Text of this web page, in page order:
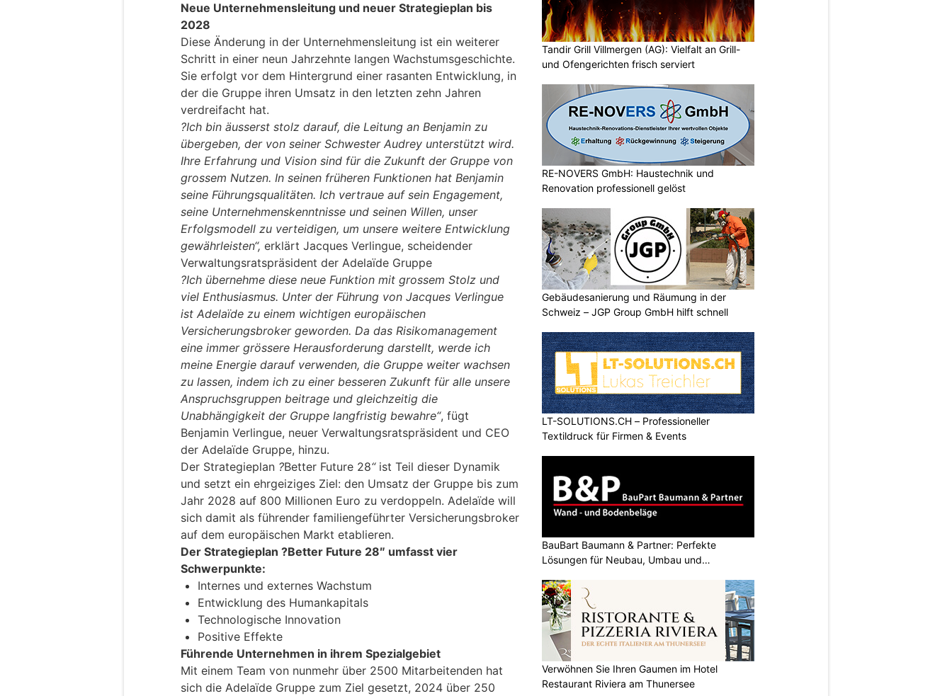
Neue Unternehmensleitung und neuer Strategieplan bis
2028
Diese Änderung in der Unternehmensleitung ist ein weiterer
Schritt in einer neun Jahrzehnte langen Wachstumsgeschichte.
Sie erfolgt vor dem Hintergrund einer rasanten Entwicklung, in
der die Gruppe ihren Umsatz in den letzten zehn Jahren
verdreifacht hat.
?Ich bin äusserst stolz darauf, die Leitung an Benjamin zu
übergeben, der von seiner Schwester Audrey unterstützt wird.
Ihre Erfahrung und Vision sind für die Zukunft der Gruppe von
grossem Nutzen. In seinen früheren Funktionen hat Benjamin
seine Führungsqualitäten. Ich vertraue auf sein Engagement,
seine Unternehmenskenntnisse und seinen Willen, unser
Erfolgsmodell zu verteidigen, um unsere weitere Entwicklung
gewährleisten“, erklärt Jacques Verlingue, scheidender
Verwaltungsratspräsident der Adelaïde Gruppe
?Ich übernehme diese neue Funktion mit grossem Stolz und
viel Enthusiasmus. Unter der Führung von Jacques Verlingue
ist Adelaïde zu einem wichtigen europäischen
Versicherungsbroker geworden. Da das Risikomanagement
eine immer grössere Herausforderung darstellt, werde ich
meine Energie darauf verwenden, die Gruppe weiter wachsen
zu lassen, indem ich zu einer besseren Zukunft für alle unsere
Anspruchsgruppen beitrage und gleichzeitig die
Unabhängigkeit der Gruppe langfristig bewahre“, fügt
Benjamin Verlingue, neuer Verwaltungsratspräsident und CEO
der Adelaïde Gruppe, hinzu.
Der Strategieplan ?Better Future 28“ ist Teil dieser Dynamik
und setzt ein ehrgeiziges Ziel: den Umsatz der Gruppe bis zum
Jahr 2028 auf 800 Millionen Euro zu verdoppeln. Adelaïde will
sich damit als führender familiengeführter Versicherungsbroker
auf dem europäischen Markt etablieren.
Der Strategieplan ?Better Future 28″ umfasst vier
Schwerpunkte:
Internes und externes Wachstum
Entwicklung des Humankapitals
Technologische Innovation
Positive Effekte
Führende Unternehmen in ihrem Spezialgebiet
Mit einem Team von nunmehr über 2500 Mitarbeitenden hat
sich die Adelaïde Gruppe zum Ziel gesetzt, 2024 über 250
Tandir Grill Villmergen (AG): Vielfalt an Grill-
und Ofengerichten frisch serviert
RE-NOVERS GmbH: Haustechnik und
Renovation professionell gelöst
Gebäudesanierung und Räumung in der
Schweiz – JGP Group GmbH hilft schnell
LT-SOLUTIONS.CH – Professioneller
Textildruck für Firmen & Events
BauBart Baumann & Partner: Perfekte
Lösungen für Neubau, Umbau und
Verwöhnen Sie Ihren Gaumen im Hotel
Restaurant Riviera am Thunersee